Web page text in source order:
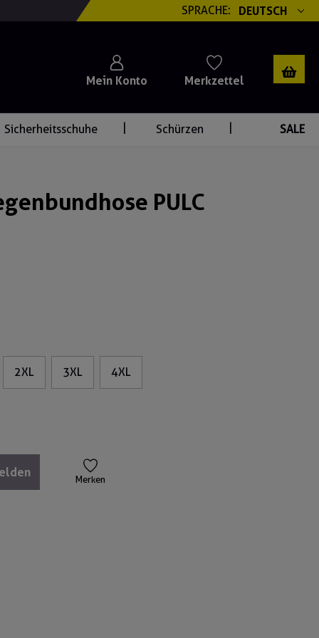
SPRACHE: DEUTSCH
Mein Konto Merkzettel
Sicherheitsschuhe Schürzen SALE
PULC
2XL 3XL 4XL
Merken